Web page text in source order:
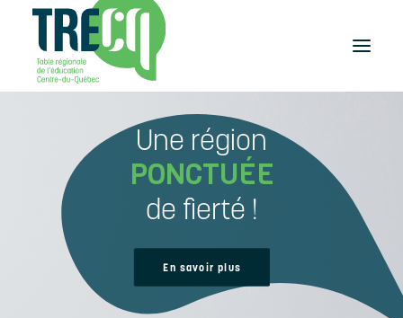
Plaisir de lire
Événements
et activités
études-travail
Une région
PONCTUÉE
de fierté !
En savoir plus